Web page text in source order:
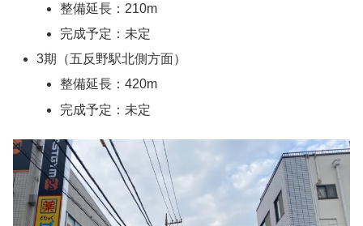
整備延長：210m
完成予定：未定
3期（五反野駅北側方面）
整備延長：420m
完成予定：未定